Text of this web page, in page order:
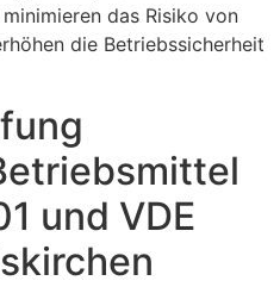
das Risiko von
die Betriebssicherheit
und VDE